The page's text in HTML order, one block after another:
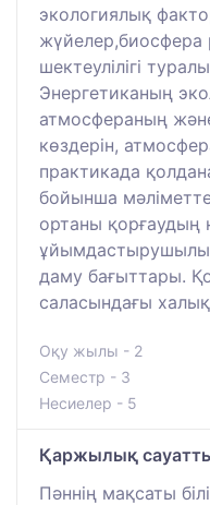
экологиялық
жүйелер,биосфера
шектеулілігі
Энергетиканың
атмосфераның
көздерін,
практикада
бойынша
ортаны қорғаудың
даму бағыттары.
саласындағы
Оқу жылы - 2
Семестр - 3
Несиелер - 5
Қаржылық
Пәннің мақсаты